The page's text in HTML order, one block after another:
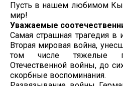
Пусть в нашем любимом
мир!
Уважаемые
Самая страшная трагедия в
Вторая мировая война,
том числе тяжелые
Отечественной войны, до
скорбные воспоминания.